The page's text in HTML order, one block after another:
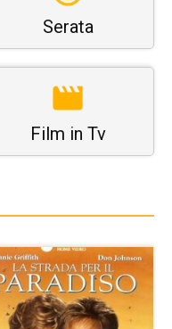
Serata
Film in Tv